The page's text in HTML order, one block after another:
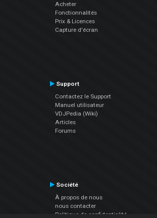
Acheter
Fonctionnalités
Prix & Licences
Capture d'écran
Support
Contactez le Support
Manuel utilisateur
VDJPedia (Wiki)
Articles
Forums
Société
À propos de nous
nous contacter
Politique de confidentialité